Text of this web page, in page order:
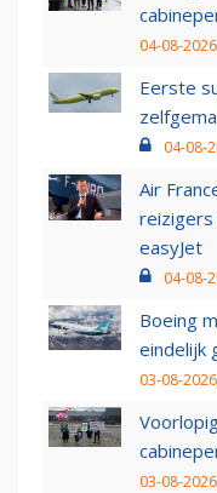
04-08-
Eerste
04-08-
Air
reizigers
easyJet
04-08-
Boeing
eindelijk
03-08-
03-08-